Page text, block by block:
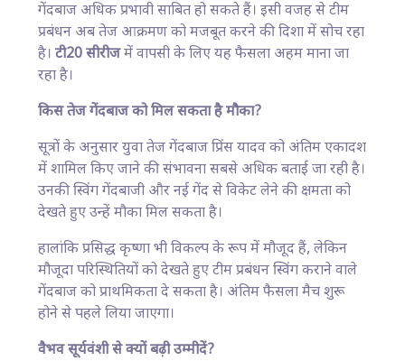
गेंदबाज अधिक प्रभावी साबित हो सकते हैं। इसी वजह से टीम
प्रबंधन अब तेज आक्रमण को मजबूत करने की दिशा में सोच रहा
है। टी20 सीरीजमें वापसी के लिए यह फैसला अहम माना जा
रहा है।
किस तेज गेंदबाज को मिल सकता है मौका?
सूत्रों के अनुसार युवा तेज गेंदबाज प्रिंस यादव को अंतिम एकादश
में शामिल किए जाने की संभावना सबसे अधिक बताई जा रही है।
उनकी स्विंग गेंदबाजी और नई गेंद से विकेट लेने की क्षमता को
देखते हुए उन्हें मौका मिल सकता है।
हालांकि प्रसिद्ध कृष्णा भी विकल्प के रूप में मौजूद हैं, लेकिन
मौजूदा परिस्थितियों को देखते हुए टीम प्रबंधन स्विंग कराने वाले
गेंदबाज को प्राथमिकता दे सकता है। अंतिम फैसला मैच शुरू
होने से पहले लिया जाएगा।
वैभव सूर्यवंशी से क्यों बढ़ी उम्मीदें?